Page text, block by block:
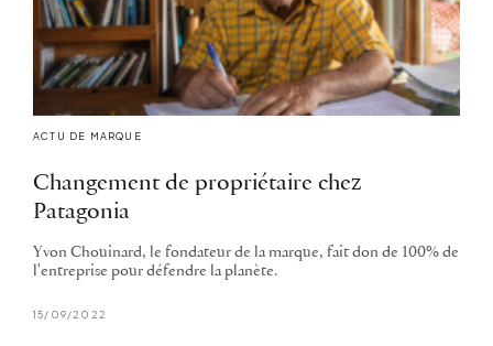
ACTU DE MARQUE
Changement de propriétaire chez
Patagonia
Yvon Chouinard, le fondateur de la marque, fait don de 100% de
l'entreprise pour défendre la planète.
15/09/2022